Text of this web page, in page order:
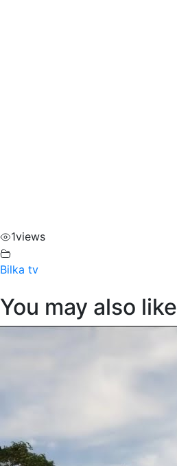
1views
Bilka tv
You may also like